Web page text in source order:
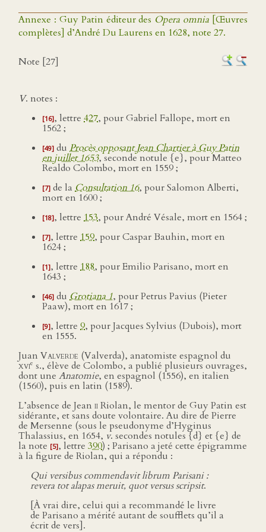
Annexe : Guy Patin éditeur des Opera omnia [Œuvres
complètes] d’André Du Laurens en 1628, note 27.
Note [27]
V. notes :
[16], lettre 427, pour Gabriel Fallope, mort en
1562 ;
[49] du Procès opposant Jean Chartier à Guy Patin
en juillet 1653, seconde notule {e}, pour Matteo
Realdo Colombo, mort en 1559 ;
[7] de la Consultation 16, pour Salomon Alberti,
mort en 1600 ;
[18], lettre 153, pour André Vésale, mort en 1564 ;
[7], lettre 159, pour Caspar Bauhin, mort en
1624 ;
[1], lettre 188, pour Emilio Parisano, mort en
1643 ;
[46] du Grotiana 1, pour Petrus Pavius (Pieter
Paaw), mort en 1617 ;
[9], lettre 9, pour Jacques Sylvius (Dubois), mort
en 1555.
Juan Valverde (Valverda), anatomiste espagnol du
xvie s., élève de Colombo, a publié plusieurs ouvrages,
dont une Anatomie, en espagnol (1556), en italien
(1560), puis en latin (1589).
L’absence de Jean iiRiolan, le mentor de Guy Patin est
sidérante, et sans doute volontaire. Au dire de Pierre
de Mersenne (sous le pseudonyme d’Hyginus
Thalassius, en 1654, v. secondes notules {d} et {e} de
la note [5], lettre 390) ; Parisano a jeté cette épigramme
à la figure de Riolan, qui a répondu :
Qui versibus commendavit librum Parisani :
revera tot alapas meruit, quot versus scripsit.
[À vrai dire, celui qui a recommandé le livre
de Parisano a mérité autant de soufflets qu’il a
écrit de vers].